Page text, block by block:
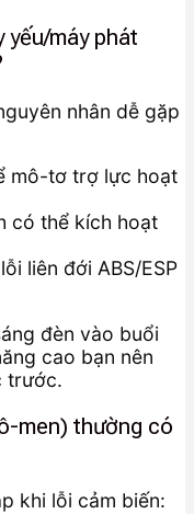
máy phát
nhân dễ gặp
mô-tơ trợ lực hoạt
có thể kích hoạt
liên đới ABS/ESP
đèn vào buổi
cao bạn nên
trước.
men) thường có
khi lỗi cảm biến: